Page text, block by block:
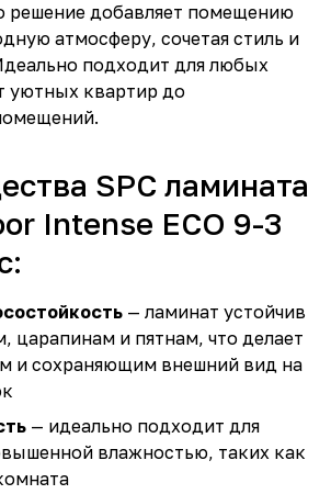
решение добавляет помещению
атмосферу, сочетая стиль и
подходит для любых
уютных квартир до
SPC ламината
Intense ECO 9-3
— ламинат устойчив
царапинам и пятнам, что делает
и сохраняющим внешний вид на
— идеально подходит для
влажностью, таких как